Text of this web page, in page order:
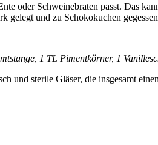
oder Schweinebraten passt. Das
gelegt und zu Schokokuchen
1 TL Pimentkörner, 1
sterile Gläser, die insgesamt